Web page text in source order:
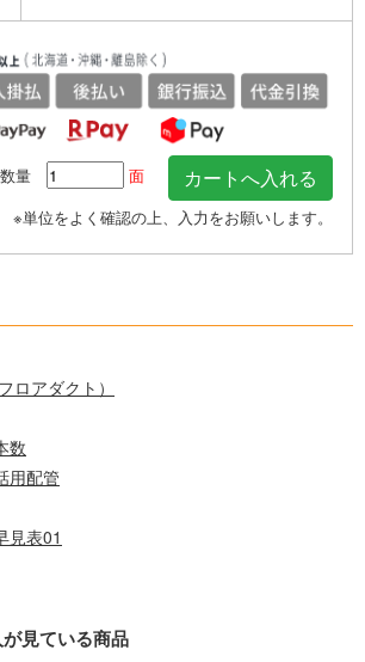
数量
面
※単位をよく確認の上、入力をお願いします。
ロアダクト）
数
用配管
見表01
見ている商品